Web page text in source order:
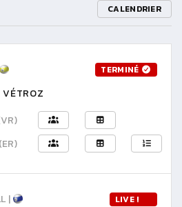
CALENDRIER
TERMINÉ
(ER)
| LIVE !